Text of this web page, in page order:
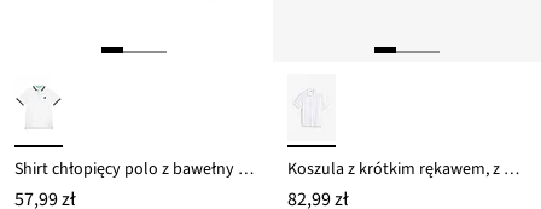
Shirt chłopięcy polo z bawełny organicznej pique
57,99 zł
Koszula z krótkim rękawem, z przewiewnej mieszanki lnu
82,99 zł